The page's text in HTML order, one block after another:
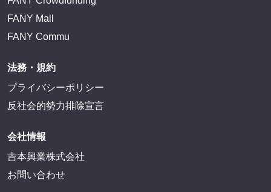
FANY Mall
FANY Commu
法務・規約
プライバシーポリシー
反社会的勢力排除宣言
会社情報
吉本興業株式会社
お問い合わせ